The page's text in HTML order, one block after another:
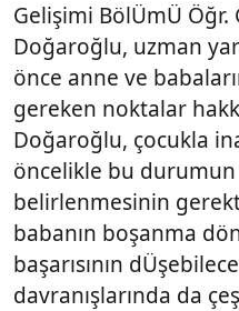
Gelişimi BölÜmÜ Öğr.
Doğaroğlu, uzman
önce anne ve
gereken noktalar
Doğaroğlu, çocukla
öncelikle bu
belirlenmesinin
babanın boşanma
başarısının
davranışlarında da